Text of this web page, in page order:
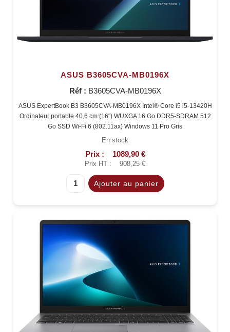
ASUS B3605CVA-MB0196X
Réf : B3605CVA-MB0196X
ASUS ExpertBook B3 B3605CVA-MB0196X Intel® Core i5 i5-13420H
Ordinateur portable 40,6 cm (16") WUXGA 16 Go DDR5-SDRAM 512
Go SSD Wi-Fi 6 (802.11ax) Windows 11 Pro Gris
En stock
Prix : 1089,90 €
Prix HT : 908,25 €